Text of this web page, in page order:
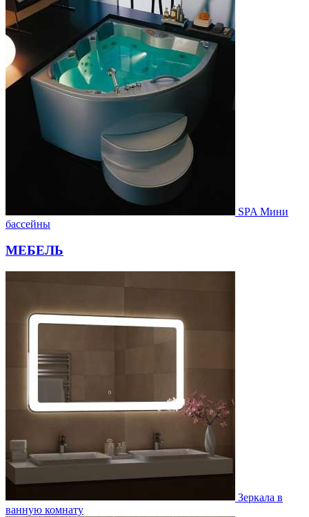
SPA Мини
бассейны
МЕБЕЛЬ
Зеркала в
ванную комнату